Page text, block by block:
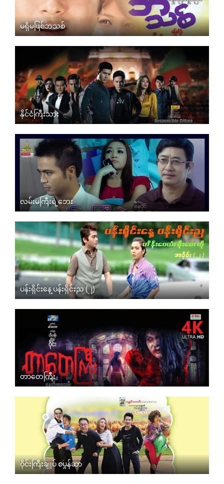
မရှိမဖြစ်ဘသစ်
နိုင်ငံကြီးသား
လမ်းမကြီးရဲ့ဘေး
ပန်းရိုင်းနေ့ ပန်းရိုင်းည (၂)
တာတေကြီး
ဝိုင်းကြီးချုပ် စပွန်ဆာ